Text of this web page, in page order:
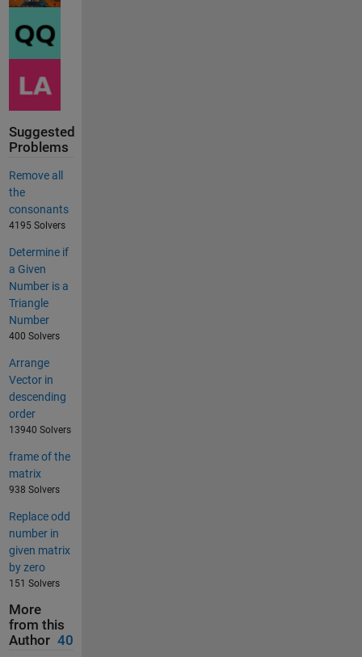
Suggested
Problems
Remove all
the
consonants
4195 Solvers
Determine if
a Given
Number is a
Triangle
Number
400 Solvers
Arrange
Vector in
descending
order
13940 Solvers
frame of the
matrix
938 Solvers
Replace odd
number in
given matrix
by zero
151 Solvers
More
from this
Author 40